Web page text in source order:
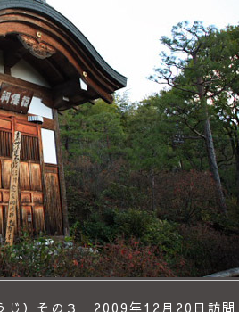
じ）その３ 2009年12月20日訪問